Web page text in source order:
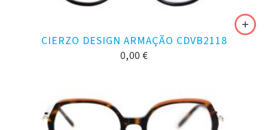
CIERZO DESIGN ARMAÇÃO CDVB2118
0,00 €